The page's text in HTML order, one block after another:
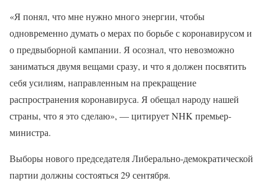
«Я понял, что мне нужно много энергии, чтобы
одновременно думать о мерах по борьбе с коронавирусом и
о предвыборной кампании. Я осознал, что невозможно
заниматься двумя вещами сразу, и что я должен посвятить
себя усилиям, направленным на прекращение
распространения коронавируса. Я обещал народу нашей
страны, что я это сделаю», — цитирует NHK премьер-
министра.
Выборы нового председателя Либерально-демократической
партии должны состояться 29 сентября.